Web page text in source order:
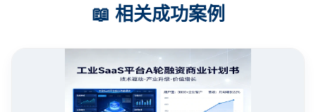
📖 相关成功案例